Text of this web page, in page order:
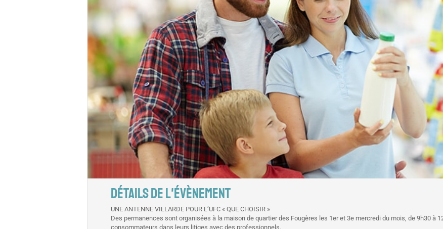
DÉTAILS DE L'ÉVÈNEMENT
UNE ANTENNE VILLARDE POUR L’UFC « QUE CHOISIR »
Des permanences sont organisées à la maison de quartier des Fougères les 1er et 3e mercredi du mois, de 9h30 à
consommateurs dans leurs litiges avec des professionnels.